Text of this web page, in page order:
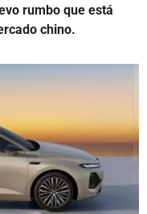
rumbo que está
chino.